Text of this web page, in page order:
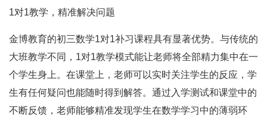
1对1教学，精准解决问题
金博教育的初三数学1对1补习课程具有显著优势。与传统的
大班教学不同，1对1教学模式能让老师将全部精力集中在一
个学生身上。在课堂上，老师可以实时关注学生的反应，学
生有任何疑问也能随时得到解答。通过入学测试和课堂中的
不断反馈，老师能够精准发现学生在数学学习中的薄弱环